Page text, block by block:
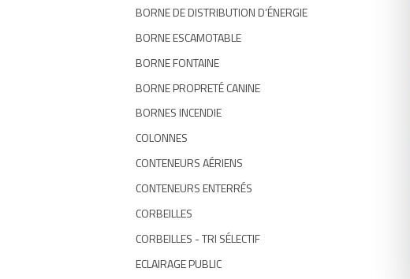
Tous les revêtements urbains
BORNE DE DISTRIBUTION D’ÉNERGIE
BORNE ESCAMOTABLE
BORNE FONTAINE
BORNE PROPRETÉ CANINE
BORNES INCENDIE
COLONNES
CONTENEURS AÉRIENS
CONTENEURS ENTERRÉS
CORBEILLES
CORBEILLES - TRI SÉLECTIF
ECLAIRAGE PUBLIC